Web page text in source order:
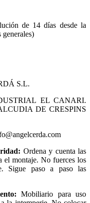
de 14 días desde la
S.L.
EL CANARI.
DE CRESPINS
Ordena y cuenta las
el montaje. No fuerces los
Sigue paso a paso las
Mobiliario para uso